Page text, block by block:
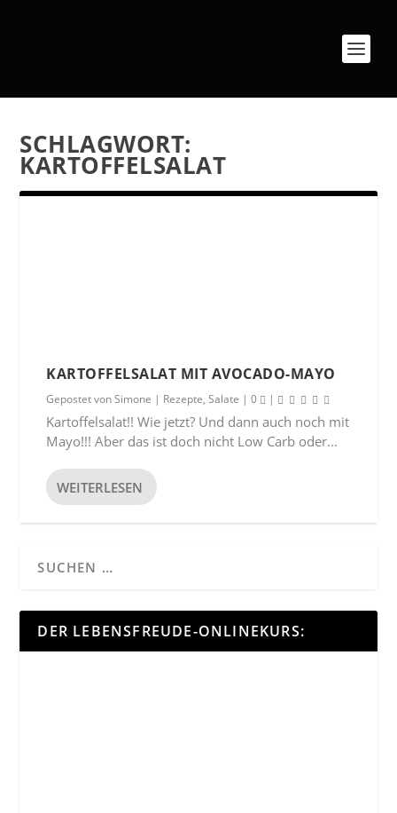
SCHLAGWORT:
KARTOFFELSALAT
KARTOFFELSALAT MIT AVOCADO-MAYO
Gepostet vonSimone | Rezepte,Salate |0 |
Kartoffelsalat!! Wie jetzt? Und dann auch noch mit
Mayo!!! Aber das ist doch nicht Low Carb oder...
WEITERLESEN
DER LEBENSFREUDE-ONLINEKURS: